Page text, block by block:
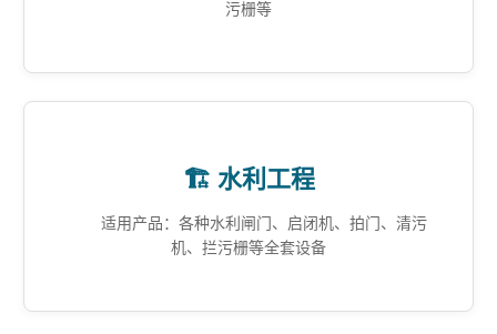
污栅等
🏗️ 水利工程
适用产品：各种水利闸门、启闭机、拍门、清污
机、拦污栅等全套设备